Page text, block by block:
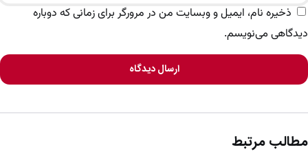
ذخیره نام، ایمیل و وبسایت من در مرورگر برای زمانی که دوباره
دیدگاهی می‌نویسم.
ارسال دیدگاه
مطالب مرتبط